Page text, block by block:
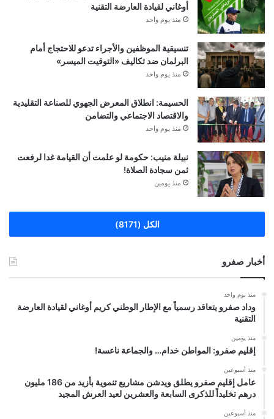
أوغاني لقيادة العارضة التقنية
منذ يوم واحد
تنسيقية الموظفين والأجراء تدعو للاحتجاج أمام
البرلمان ضد تكاليف «التوقيت الميسر»
منذ يوم واحد
الحسيمة: انطلاق المعرض الجهوي للصناعة التقليدية
والاقتصاد الاجتماعي والتضامن
منذ يوم واحد
نبيلة منيب: حكومة لو علمت أن القيامة غدا لرفعت
ثمن سجادة الصلاة!
منذ يومين
الكل (8171)
أخبار صفرو
منذ يوم واحد
وداد صفرو يتعاقد رسمياً مع الإطار الوطني كريم أوغاني لقيادة العارضة
التقنية
منذ يومين
إقليم صفرو: المواطن خدام… والجماعة ناعسة!
منذ أسبوعين
عامل إقليم صفرو يطلق ويدشن مشاريع تنموية بأزيد من 186 مليون
درهم تخليداً للذكرى السابعة والعشرين لعيد العرش المجيد
منذ أسبوعين